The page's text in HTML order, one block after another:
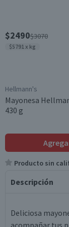
$2490$3070
$5791 x kg
Hellmann's
Mayonesa
430 g
Producto sin
Descripción
Deliciosa
acompañar tus